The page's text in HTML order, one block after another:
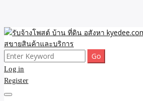
Skip
to
content
รับจ้างโพสต์ บ้า
อสังหา
ขายดี โพสประกาศขายสินค้าฟรี บ้าน ที่ดิน อ
ของ รับรองผล ดีที่สุดถูกที่สุด ติดหน้าแรกกูเกืล
Search
for:
Log in
Register